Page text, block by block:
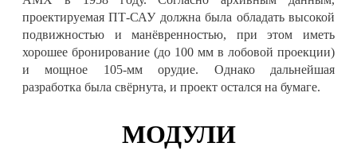
проектируемая ПТ-САУ должна была обладать высокой
подвижностью и манёвренностью, при этом иметь
хорошее бронирование (до 100 мм в лобовой проекции)
и мощное 105-мм орудие. Однако дальнейшая
разработка была свёрнута, и проект остался на бумаге.
МОДУЛИ